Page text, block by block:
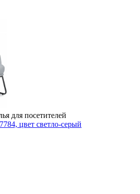
для посетителей
цвет светло-серый